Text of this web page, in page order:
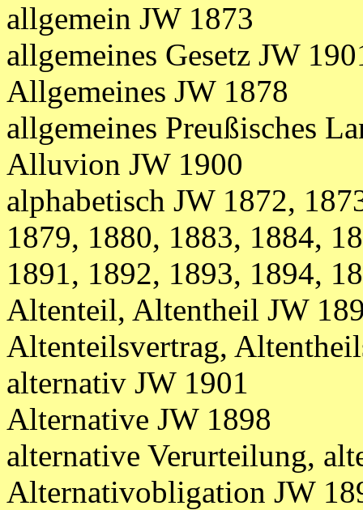
allgemein JW 1873
allgemeines Gesetz JW
Allgemeines JW 1878
allgemeines Preußisches
Alluvion JW 1900
alphabetisch JW 1872,
1879, 1880, 1883, 1884,
1891, 1892, 1893, 1894,
Altenteil, Altentheil JW
Altenteilsvertrag,
alternativ JW 1901
Alternative JW 1898
alternative Verurteilung,
Alternativobligation JW